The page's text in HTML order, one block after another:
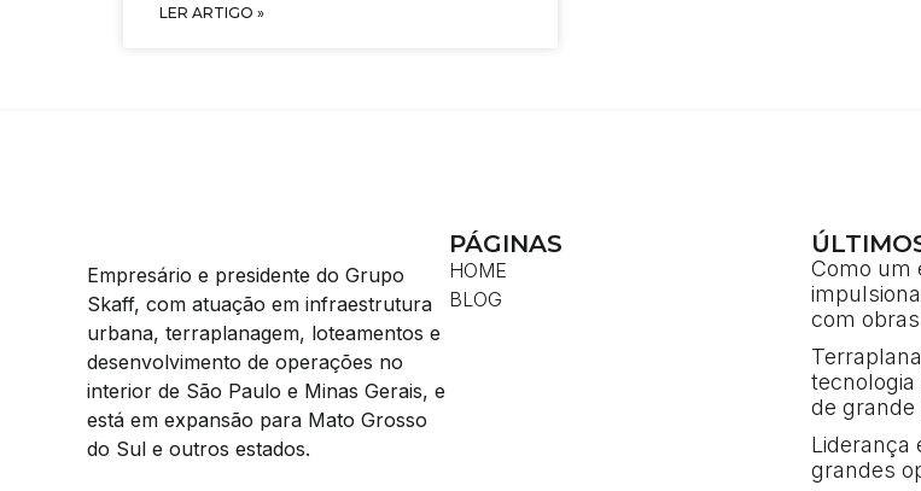
LER ARTIGO »
Empresário e presidente do Grupo
Skaff, com atuação em infraestrutura
urbana, terraplanagem, loteamentos e
desenvolvimento de operações no
interior de São Paulo e Minas Gerais, e
está em expansão para Mato Grosso
do Sul e outros estados.
PÁGINAS
HOME
BLOG
Como um
com
de grande
Liderança
grandes